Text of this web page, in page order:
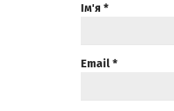
Ім'я *
Email *